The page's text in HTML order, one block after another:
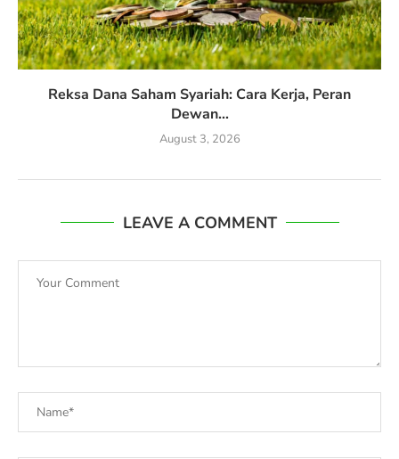
Reksa Dana Saham Syariah: Cara Kerja, Peran
Dewan...
August 3, 2026
LEAVE A COMMENT